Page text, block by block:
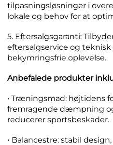
tilpasningsløsninger i
lokale og behov for at
5. Eftersalgsgaranti:
eftersalgservice og
bekymringsfrie oplevelse.
Anbefalede produkter
· Træningsmad: højtidens
fremragende dæmpning
reducerer sportsbeskader.
· Balancestre: stabil